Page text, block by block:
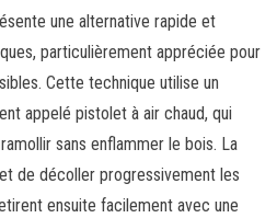
une alternative rapide et
particulièrement appréciée pour
Cette technique utilise un
appelé pistolet à air chaud, qui
sans enflammer le bois. La
de décoller progressivement les
ensuite facilement avec une